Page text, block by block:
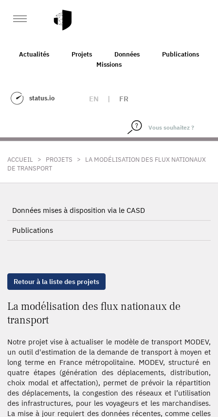
Actualités Projets Données
Publications
Missions
status.io EN | FR
ACCUEIL > PROJETS >
LA MODÉLISATION DES FLUX NATIONAUX
DE TRANSPORT
Données mises à disposition via le CASD
Publications
Retour à la liste des projets
La modélisation des flux nationaux de
transport
Notre projet vise à actualiser le modèle de transport MODEV,
un outil d'estimation de la demande de transport à moyen et
long terme en France métropolitaine. MODEV, structuré en
quatre étapes (génération des déplacements, distribution,
choix modal et affectation), permet de prévoir la répartition
des déplacements, la congestion des réseaux et l’utilisation
des infrastructures, pour les voyageurs et les marchandises.
La mise à jour requiert des données récentes, comme celles